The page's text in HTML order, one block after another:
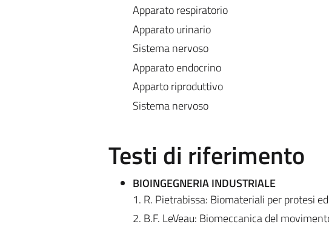
Apparato respiratorio
Apparato urinario
Sistema nervoso
Apparato endocrino
Apparto riproduttivo
Sistema nervoso
Testi di riferimento
BIOINGEGNERIA INDUSTRIALE
1. R. Pietrabissa: Biomateriali per protesi
2. B.F. LeVeau: Biomeccanica del